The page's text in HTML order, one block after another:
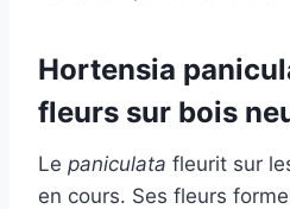
Hortensia
fleurs sur bois
Le paniculata fleurit sur
en cours. Ses fleurs